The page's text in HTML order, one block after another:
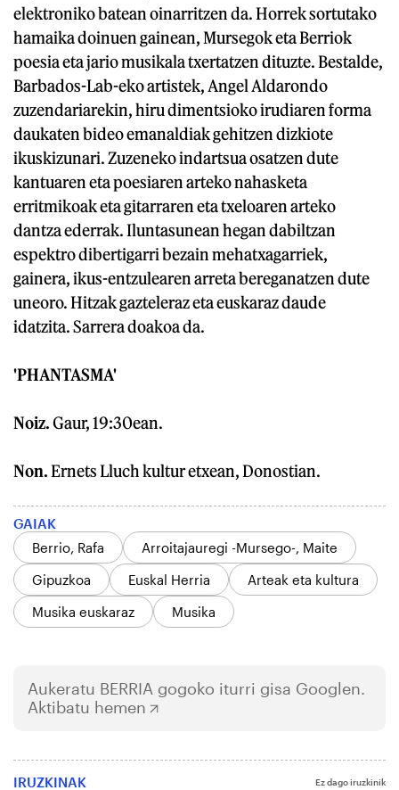
elektroniko batean oinarritzen da. Horrek sortutako
hamaika doinuen gainean, Mursegok eta Berriok
poesia eta jario musikala txertatzen dituzte. Bestalde,
Barbados-Lab-eko artistek, Angel Aldarondo
zuzendariarekin, hiru dimentsioko irudiaren forma
daukaten bideo emanaldiak gehitzen dizkiote
ikuskizunari. Zuzeneko indartsua osatzen dute
kantuaren eta poesiaren arteko nahasketa
erritmikoak eta gitarraren eta txeloaren arteko
dantza ederrak. Iluntasunean hegan dabiltzan
espektro dibertigarri bezain mehatxagarriek,
gainera, ikus-entzulearen arreta bereganatzen dute
uneoro. Hitzak gazteleraz eta euskaraz daude
idatzita. Sarrera doakoa da.
'PHANTASMA'
Noiz.Gaur, 19:30ean.
Non.Ernets Lluch kultur etxean, Donostian.
GAIAK
Berrio, Rafa
Arroitajauregi -Mursego-, Maite
Gipuzkoa
Euskal Herria
Arteak eta kultura
Musika euskaraz
Musika
Aukeratu BERRIA gogoko iturri gisa Googlen.
Aktibatu hemen
IRUZKINAK Ez dago iruzkinik